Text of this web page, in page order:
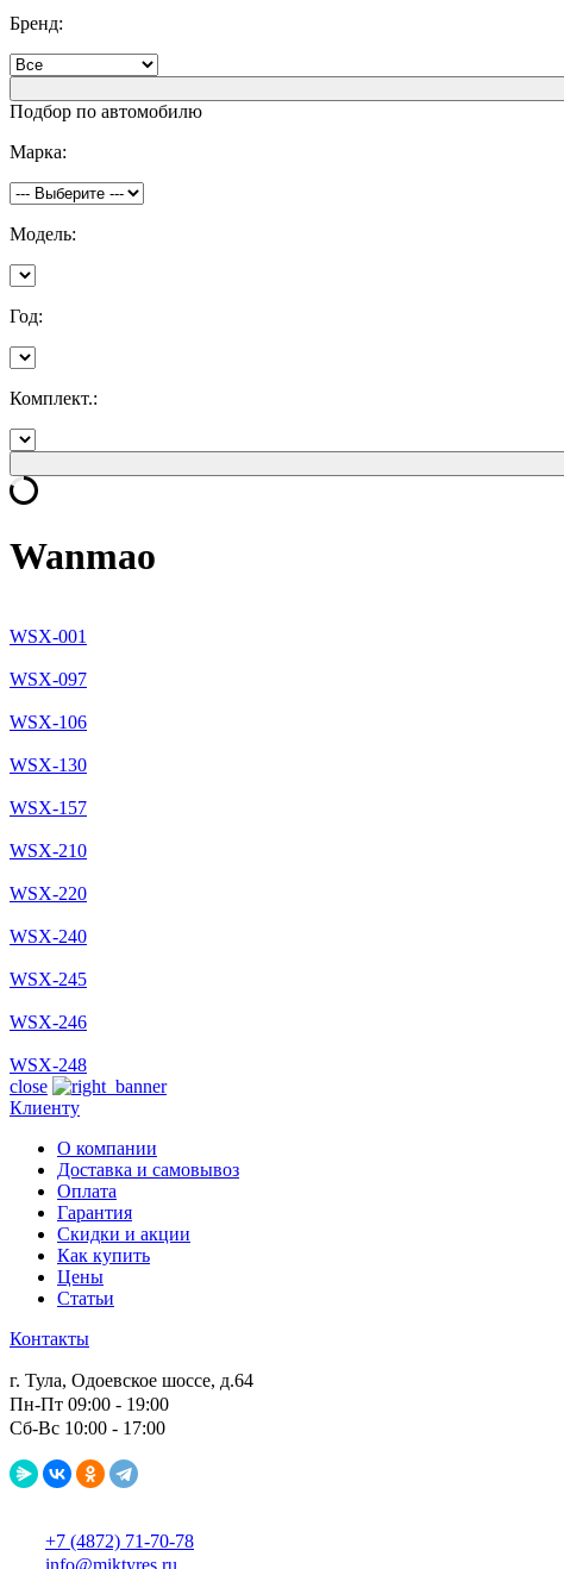
Бренд:
Подбор по автомобилю
Марка:
Модель:
Год:
Комплект.:
Wanmao
WSX-001
WSX-097
WSX-106
WSX-130
WSX-157
WSX-210
WSX-220
WSX-240
WSX-245
WSX-246
WSX-248
close
Клиенту
О компании
Доставка и самовывоз
Оплата
Гарантия
Скидки и акции
Как купить
Цены
Статьи
Контакты
г. Тула, Одоевское шоссе, д.64
Пн-Пт 09:00 - 19:00
Сб-Вс 10:00 - 17:00
+7 (4872) 71-70-78
info@miktyres.ru